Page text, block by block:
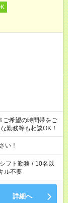
希望の時間帯をご
勤務等も相談OK！
い！
シフト勤務 / 10名以
ル不要
詳細へ